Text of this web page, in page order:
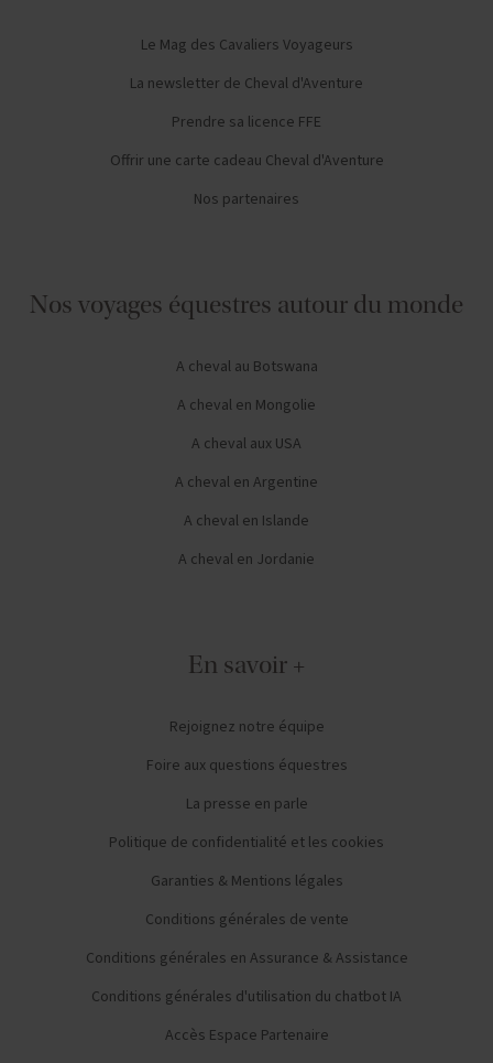
Le Mag des Cavaliers Voyageurs
La newsletter de Cheval d'Aventure
Prendre sa licence FFE
Offrir une carte cadeau Cheval d'Aventure
Nos partenaires
Nos voyages équestres autour du monde
A cheval au Botswana
A cheval en Mongolie
A cheval aux USA
A cheval en Argentine
A cheval en Islande
A cheval en Jordanie
En savoir +
Rejoignez notre équipe
Foire aux questions équestres
La presse en parle
Politique de confidentialité et les cookies
Garanties & Mentions légales
Conditions générales de vente
Conditions générales en Assurance & Assistance
Conditions générales d'utilisation du chatbot IA
Accès Espace Partenaire